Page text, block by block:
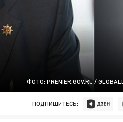
ФОТО: PREMIER.GOV.RU /
ПОДПИШИТЕСЬ: